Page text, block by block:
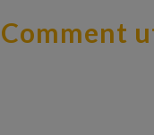
Comment